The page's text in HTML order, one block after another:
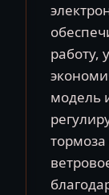
работу,
модель
тормоза